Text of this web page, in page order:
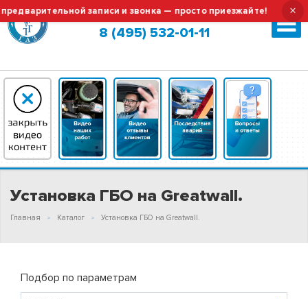
записи и звонка — просто приезжайте! ×
Москва (сменить город?)
8 (495) 532-01-11
Установка ГБО на Greatwall.
Главная Каталог Установка ГБО на Greatwall.
Подбор по параметрам